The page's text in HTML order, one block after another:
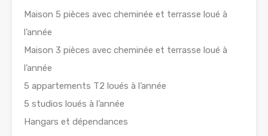
Maison 5 pièces avec cheminée et terrasse loué à
l’année
Maison 3 pièces avec cheminée et terrasse loué à
l’année
5 appartements T2 loués à l’année
5 studios loués à l’année
Hangars et dépendances